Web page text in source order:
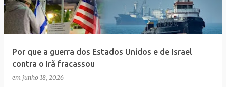
Por que a guerra dos Estados Unidos e de Israel
contra o Irã fracassou
em junho 18, 2026